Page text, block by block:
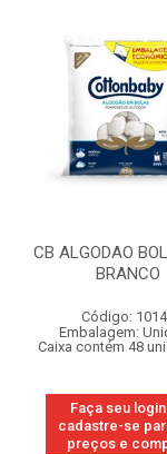
CB ALGODAO
BRANCO
Código:
Embalagem:
Caixa contém 48
Faça seu
cadastre-se
preços e